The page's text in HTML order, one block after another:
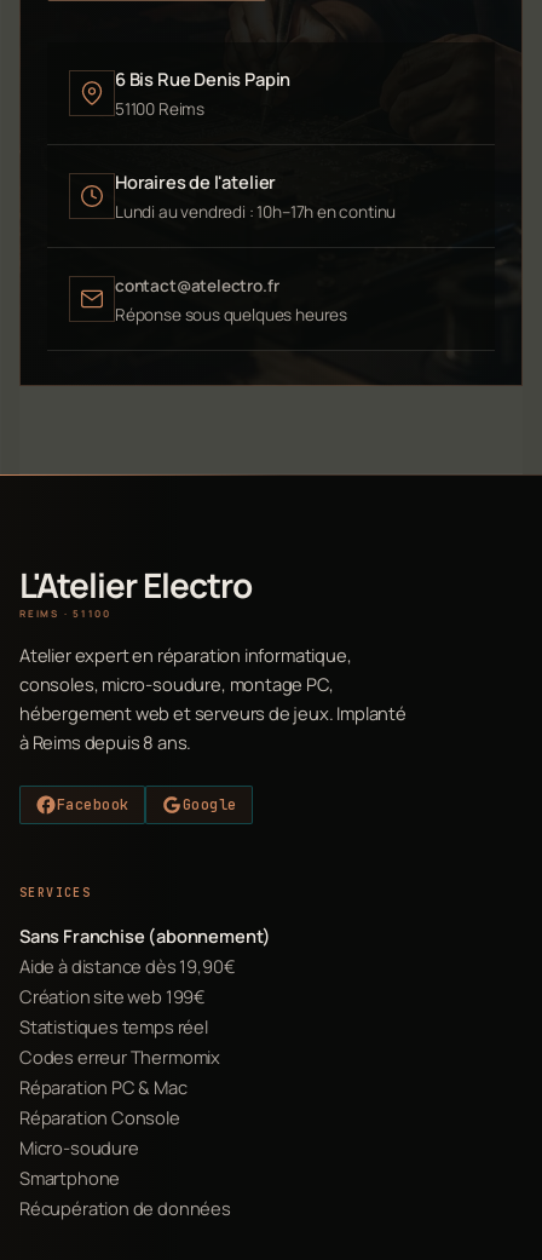
6 Bis Rue Denis Papin
51100 Reims
Horaires de l'atelier
Lundi au vendredi : 10h–17h en continu
contact@atelectro.fr
Réponse sous quelques heures
L'Atelier Electro
REIMS · 51100
Atelier expert en réparation informatique,
consoles, micro-soudure, montage PC,
hébergement web et serveurs de jeux. Implanté
à Reims depuis 8 ans.
Facebook Google
SERVICES
Sans Franchise (abonnement)
Aide à distance dès 19,90€
Création site web 199€
Statistiques temps réel
Codes erreur Thermomix
Réparation PC & Mac
Réparation Console
Micro-soudure
Smartphone
Récupération de données